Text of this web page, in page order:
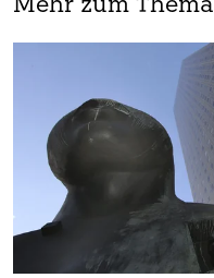
Mehr zum Thema